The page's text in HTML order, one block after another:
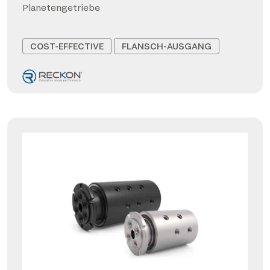
Planetengetriebe
COST-EFFECTIVE FLANSCH-AUSGANG